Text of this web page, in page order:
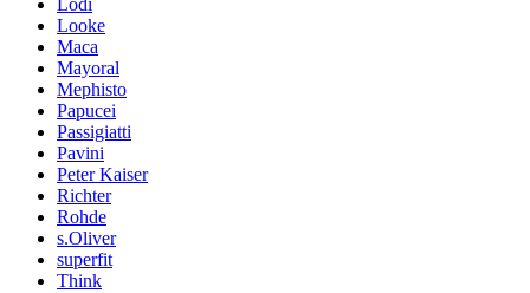
Lodi
Looke
Maca
Mayoral
Mephisto
Papucei
Passigiatti
Pavini
Peter Kaiser
Richter
Rohde
s.Oliver
superfit
Think